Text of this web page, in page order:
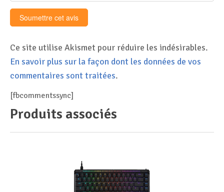
Ce site utilise Akismet pour réduire les indésirables.
En savoir plus sur la façon dont les données de vos
commentaires sont traitées.
[fbcommentssync]
Produits associés